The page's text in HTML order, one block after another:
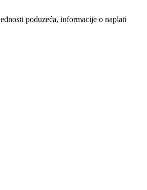
poduzeća, informacije o naplati